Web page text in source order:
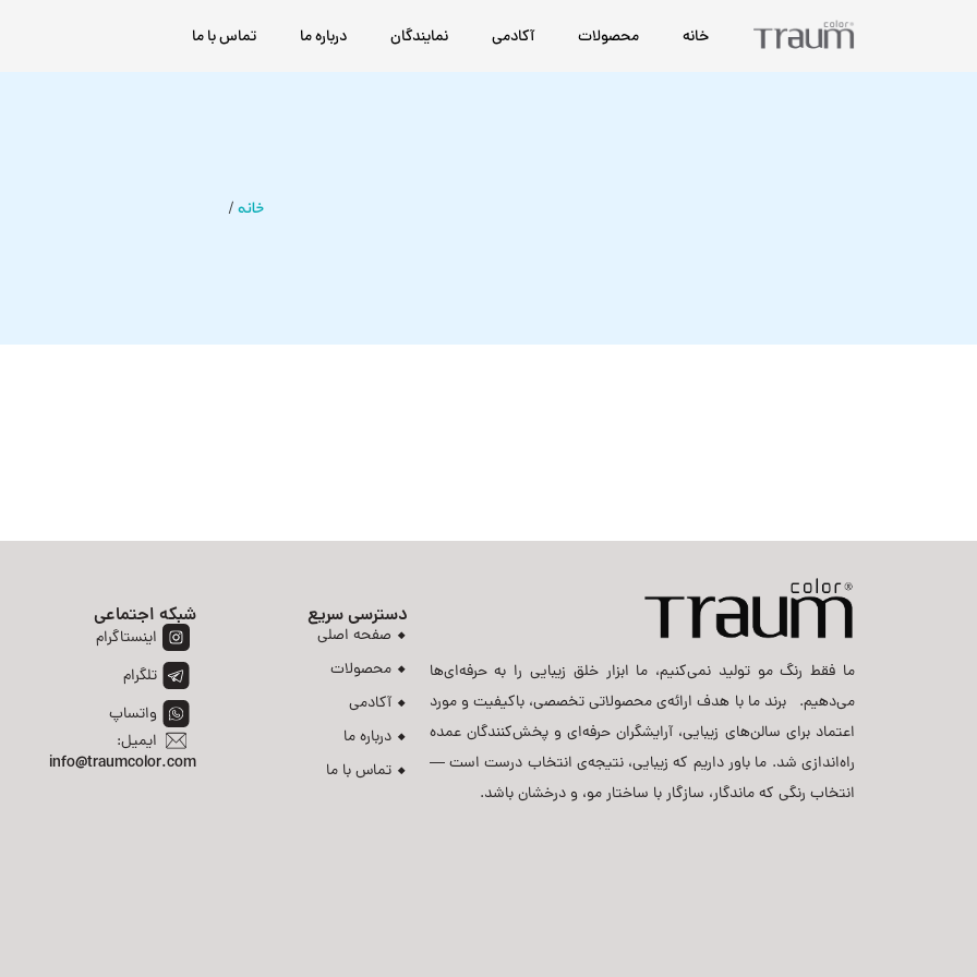
خانه محصولات آکادمی نمایندگان درباره ما تماس با ما
خانه/
ما فقط رنگ مو تولید نمی‌کنیم، ما ابزار خلق زیبایی را به حرفه‌ای‌ها
می‌دهیم. برند ما با هدف ارائه‌ی محصولاتی تخصصی، باکیفیت و مورد
اعتماد برای سالن‌های زیبایی، آرایشگران حرفه‌ای و پخش‌کنندگان عمده
راه‌اندازی شد. ما باور داریم که زیبایی، نتیجه‌ی انتخاب درست است —
انتخاب رنگی که ماندگار، سازگار با ساختار مو، و درخشان باشد.
دسترسی سریع
صفحه اصلی
محصولات
آکادمی
درباره ما
تماس با ما
شبکه اجتماعی
اینستاگرام
تلگرام
واتساپ
ایمیل:
info@traumcolor.com